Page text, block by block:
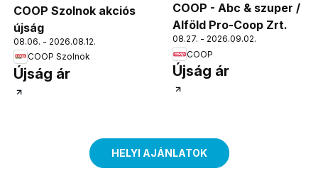
COOP Szolnok akciós
újság
08.06. - 2026.08.12.
COOP Szolnok
Újság ár
COOP - Abc & szuper /
Alföld Pro-Coop Zrt.
08.27. - 2026.09.02.
COOP
Újság ár
HELYI AJÁNLATOK